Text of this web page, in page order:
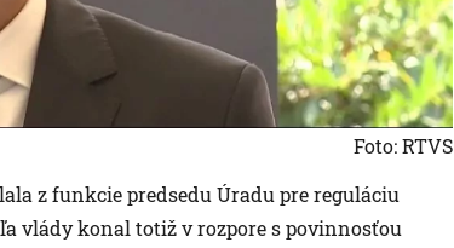
Foto: RTVS
z funkcie predsedu Úradu pre reguláciu
vlády konal totiž v rozpore s povinnosťou